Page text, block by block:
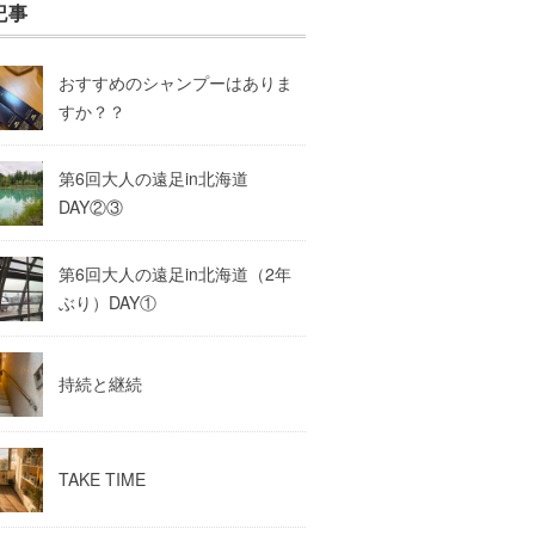
事
おすすめのシャンプーはありま
すか？？
第6回大人の遠足in北海道
DAY②③
第6回大人の遠足in北海道（2年
ぶり）DAY①
持続と継続
TAKE TIME